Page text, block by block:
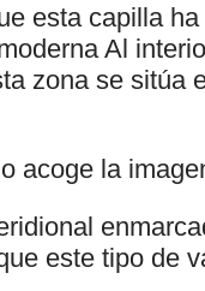
esta capilla
Al
zona se sitúa
acoge la
este tipo de